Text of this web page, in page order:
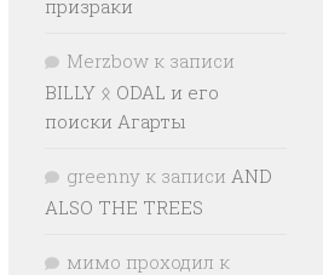
призраки
Merzbow к записи
BILLY ᛟ ODAL и его
поиски Агарты
greenny к записи AND
ALSO THE TREES
мимо проходил к